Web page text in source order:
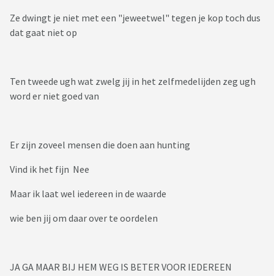
Ze dwingt je niet met een "jeweetwel" tegen je kop toch dus
dat gaat niet op
Ten tweede ugh wat zwelg jij in het zelfmedelijden zeg ugh
word er niet goed van
Er zijn zoveel mensen die doen aan hunting
Vind ik het fijn Nee
Maar ik laat wel iedereen in de waarde
wie ben jij om daar over te oordelen
JA GA MAAR BIJ HEM WEG IS BETER VOOR IEDEREEN